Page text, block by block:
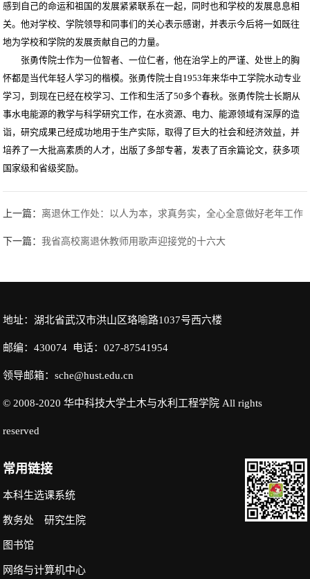
感到自己的命运和祖国的发展紧紧联系在一起，同时也和学校的发展息息相
关。他对学校、学院领导和同事们的关心表示感谢，并表示今后将一如既往
地为学校和学院的发展贡献自己的力量。
张勇传院士作为一位智者、一位仁者，他在治学上的严谨、处世上的胸
怀都是当代年轻人学习的楷模。张勇传院士自1953年来华中工学院水动专业
学习，到现在已经在校学习、工作和生活了50多个春秋。张勇传院士长期从
事水电能源的教学与科学研究工作，在水资源、电力、能源领域有深厚的造
诣，研究成果己经成功地用于生产实际，取得了巨大的社会和经济效益，并
培养了一大批高素质的人才，出版了多部专著，发表了百余篇论文，获多项
国家级和省级奖励。
上一篇： 离退休工作处：以人为本，求真务实，全心全意做好老年工作
下一篇：我省高校离退休教师用歌声迎接党的十六大
地址：湖北省武汉市洪山区珞喻路1037号西六楼
邮编：430074 电话：027-87541954
领导邮箱：sche@hust.edu.cn
© 2008-2020 华中科技大学土木与水利工程学院 All rights
reserved
常用链接
本科生选课系统
教务处 研究生院
图书馆
网络与计算机中心